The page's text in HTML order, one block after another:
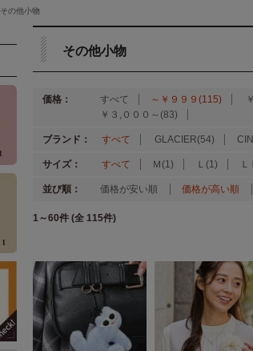
その他小物
その他小物
価格： すべて ～￥９９９(115)
￥３,０００～(83)
ブランド： すべて GLACIER(54)
サイズ： すべて Ｍ(1) Ｌ(1) Ｌ
並び順： 価格が安い順 価格が高い順
1～60件 (全 115件)